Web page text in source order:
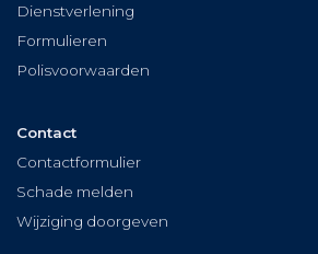
Dienstverlening
Formulieren
Polisvoorwaarden
Contact
Contactformulier
Schade melden
Wijziging doorgeven